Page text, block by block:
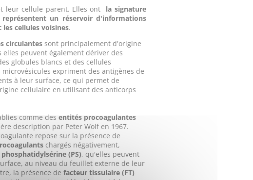
leur cellule parent. Elles ont la signature
un réservoir d'informations
cellules voisines.
circulantes sont principalement d'origine
peuvent également dériver des
globules blancs et des cellules
microvésicules expriment des antigènes de
à leur surface, ce qui permet de
cellulaire en utilisant des anticorps
comme desentités procoagulantes
description par Peter Wolf en 1967.
repose sur la présence de
chargés négativement,
phosphatidylsérine (PS), qu'elles peuvent
au niveau du feuillet externe de leur
la présence defacteur tissulaire (FT)